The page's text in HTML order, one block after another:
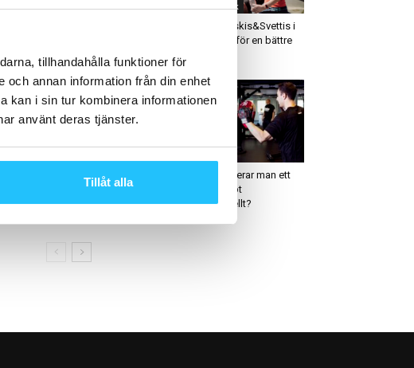
tillhandahålla funktioner för
annan information från din enhet
kan i sin tur kombinera informationen
använt deras tjänster.
Tillåt alla
Business Kost & dryck
ICA och Friskis&Svettis i
samarbete för en bättre
Activage öppnar sitt
femte träningscenter –
det första i
Hur expanderar man ett
gymkoncept
internationellt?